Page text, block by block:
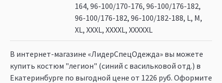
164, 96-100/170-176, 96-100/176-182,
96-100/176-182, 96-100/182-188, L, M,
XL, XXXL, XXXXL, ХХХХХL
В интернет-магазине «ЛидерСпецОдежда» вы можете
купить костюм "легион" (синий с васильковой отд.) в
Екатеринбурге по выгодной цене от 1226 руб. Оформите